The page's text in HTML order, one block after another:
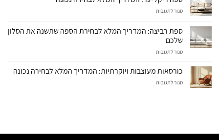
סגור לתגובות
המדריך
לבחירה
ספת רביצה: המדריך המלא לבחירת הספה שתשנה את הסלון
שלכם
סגור לתגובות
רביצה:
המדריך
המלא
שלכם
כורסאות מעוצבות ויוקרתיות: המדריך המלא לבחירה נכונה
סגור לתגובות